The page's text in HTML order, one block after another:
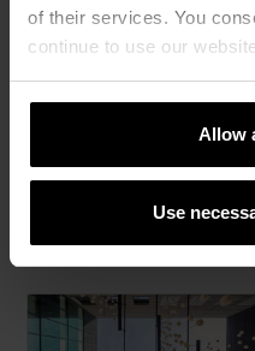
of their services. You
continue to use our
Allow
Use
Referenzen